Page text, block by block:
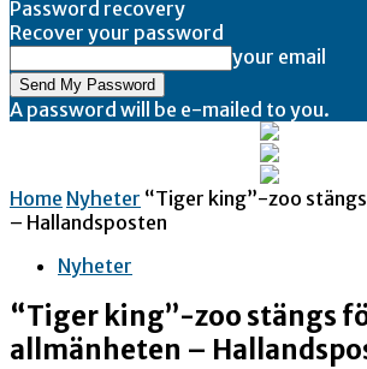
Password recovery
Recover your password
your email
A password will be e-mailed to you.
Home Nyheter “Tiger king”-zoo
– Hallandsposten
Nyheter
“Tiger king”-zoo stängs
allmänheten –